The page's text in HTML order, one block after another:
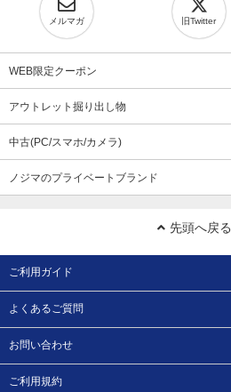
メルマガ 旧Twitter
WEB限定クーポン
アウトレット掘り出し物
中古(PC/スマホ/カメラ)
ノジマのプライベートブランド
先頭へ戻る
ご利用ガイド
よくあるご質問
お問い合わせ
ご利用規約